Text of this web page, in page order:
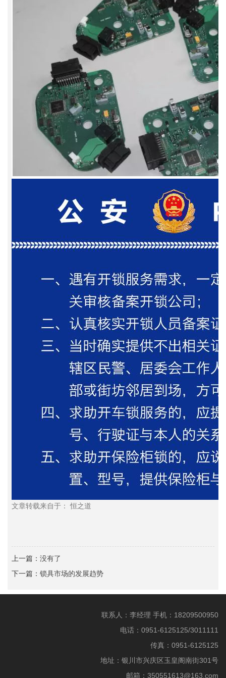
文章转载来自于： 恒之道
上一篇：没有了
下一篇：锁具市场的发展趋势
联系人：李经理 手机：18209500950
电话：0951-6125125/3011111
传真：0951-6125125
地址：银川市兴庆区玉皇阁南街301号
邮箱：350551613@163.com